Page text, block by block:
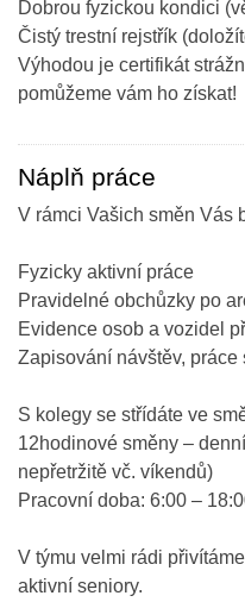
Dobrou fyzickou kondici
Čistý trestní rejstřík
Výhodou je certifikát
pomůžeme vám ho získat!
Náplň práce
V rámci Vašich směn Vás
Fyzicky aktivní práce
Pravidelné obchůzky po
Evidence osob a vozidel
Zapisování návštěv,
S kolegy se střídáte ve
12hodinové směny –
nepřetržitě vč. víkendů)
Pracovní doba: 6:00 –
V týmu velmi rádi
aktivní seniory.